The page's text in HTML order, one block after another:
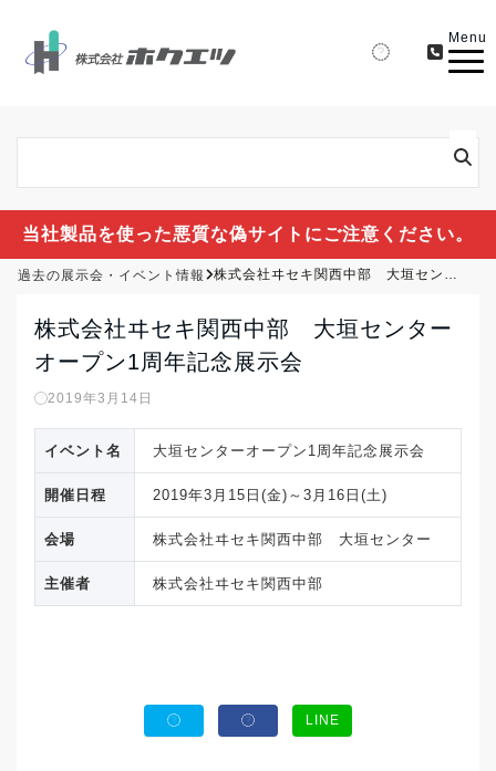
Menu
当社製品を使った悪質な偽サイトにご注意ください。
過去の展示会・イベント情報 株式会社ヰセキ関西中部 大垣センターオープン1周年記念展示会
株式会社ヰセキ関西中部 大垣センター
オープン1周年記念展示会
2019年3月14日
イベント名 大垣センターオープン1周年記念展示会
開催日程 2019年3月15日(金)～3月16日(土)
会場 株式会社ヰセキ関西中部 大垣センター
主催者 株式会社ヰセキ関西中部
LINE